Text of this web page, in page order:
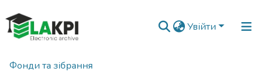
Увійти
Фонди та зібрання
Головна Наукова періодика